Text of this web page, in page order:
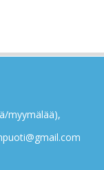
myymälää),